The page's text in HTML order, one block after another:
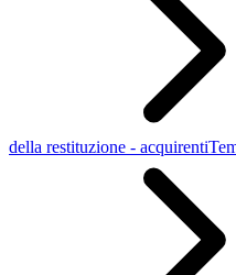
della restituzione - acquirenti